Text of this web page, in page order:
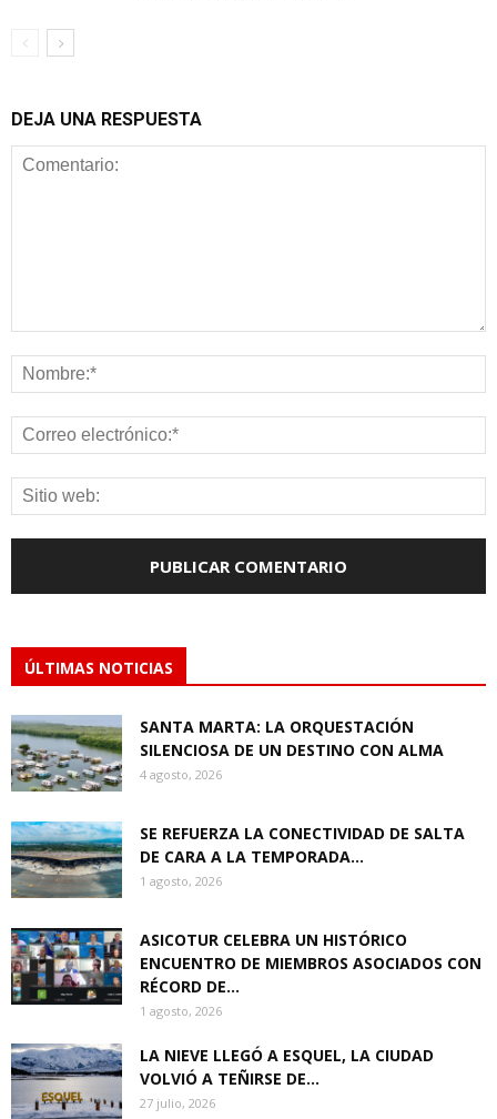
DEJA UNA RESPUESTA
ÚLTIMAS NOTICIAS
SANTA MARTA: LA ORQUESTACIÓN
SILENCIOSA DE UN DESTINO CON ALMA
4 agosto, 2026
SE REFUERZA LA CONECTIVIDAD DE SALTA
DE CARA A LA TEMPORADA...
1 agosto, 2026
ASICOTUR CELEBRA UN HISTÓRICO
ENCUENTRO DE MIEMBROS ASOCIADOS CON
RÉCORD DE...
1 agosto, 2026
LA NIEVE LLEGÓ A ESQUEL, LA CIUDAD
VOLVIÓ A TEÑIRSE DE...
27 julio, 2026